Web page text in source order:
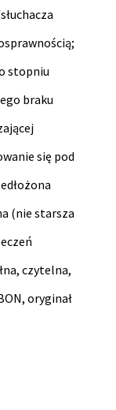
stopniu
braku
się pod
(nie starsza
czytelna,
oryginał